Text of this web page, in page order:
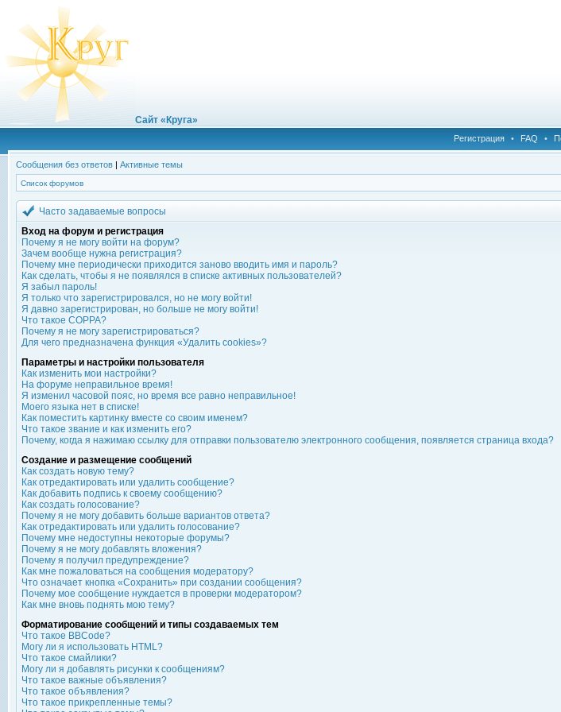
Сайт «Круга»
Регистрация • FAQ •
Сообщения без ответов | Активные темы
Список форумов
Часто задаваемые вопросы
Вход на форум и регистрация
Почему я не могу войти на форум?
Зачем вообще нужна регистрация?
Почему мне периодически приходится заново вводить имя и пароль?
Как сделать, чтобы я не появлялся в списке активных пользователей?
Я забыл пароль!
Я только что зарегистрировался, но не могу войти!
Я давно зарегистрирован, но больше не могу войти!
Что такое COPPA?
Почему я не могу зарегистрироваться?
Для чего предназначена функция «Удалить cookies»?
Параметры и настройки пользователя
Как изменить мои настройки?
На форуме неправильное время!
Я изменил часовой пояс, но время все равно неправильное!
Моего языка нет в списке!
Как поместить картинку вместе со своим именем?
Что такое звание и как изменить его?
Почему, когда я нажимаю ссылку для отправки пользователю электронного сообщения, появляется страница входа?
Создание и размещение сообщений
Как создать новую тему?
Как отредактировать или удалить сообщение?
Как добавить подпись к своему сообщению?
Как создать голосование?
Почему я не могу добавить больше вариантов ответа?
Как отредактировать или удалить голосование?
Почему мне недоступны некоторые форумы?
Почему я не могу добавлять вложения?
Почему я получил предупреждение?
Как мне пожаловаться на сообщения модератору?
Что означает кнопка «Сохранить» при создании сообщения?
Почему мое сообщение нуждается в проверки модератором?
Как мне вновь поднять мою тему?
Форматирование сообщений и типы создаваемых тем
Что такое BBCode?
Могу ли я использовать HTML?
Что такое смайлики?
Могу ли я добавлять рисунки к сообщениям?
Что такое важные объявления?
Что такое объявления?
Что такое прикрепленные темы?